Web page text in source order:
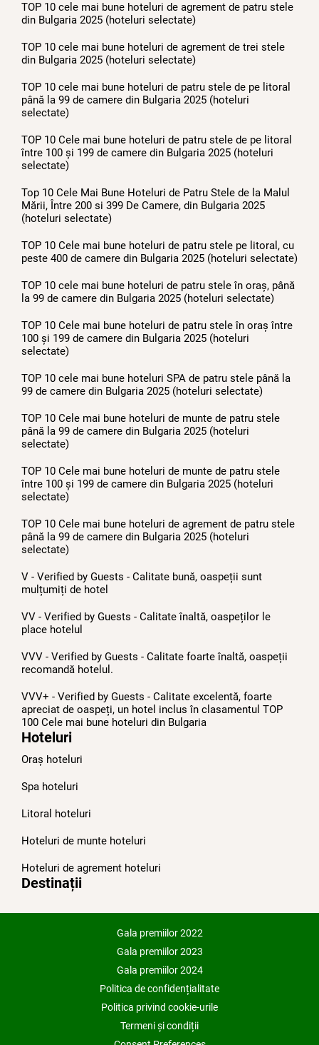
TOP 10 cele mai bune hoteluri de agrement de patru stele
din Bulgaria 2025 (hoteluri selectate)
TOP 10 cele mai bune hoteluri de agrement de trei stele
din Bulgaria 2025 (hoteluri selectate)
TOP 10 cele mai bune hoteluri de patru stele de pe litoral
până la 99 de camere din Bulgaria 2025 (hoteluri
selectate)
TOP 10 Cele mai bune hoteluri de patru stele de pe litoral
între 100 și 199 de camere din Bulgaria 2025 (hoteluri
selectate)
Top 10 Cele Mai Bune Hoteluri de Patru Stele de la Malul
Mării, Între 200 si 399 De Camere, din Bulgaria 2025
(hoteluri selectate)
TOP 10 Cele mai bune hoteluri de patru stele pe litoral, cu
peste 400 de camere din Bulgaria 2025 (hoteluri selectate)
TOP 10 cele mai bune hoteluri de patru stele în oraș, până
la 99 de camere din Bulgaria 2025 (hoteluri selectate)
TOP 10 Cele mai bune hoteluri de patru stele în oraș între
100 și 199 de camere din Bulgaria 2025 (hoteluri
selectate)
TOP 10 cele mai bune hoteluri SPA de patru stele până la
99 de camere din Bulgaria 2025 (hoteluri selectate)
TOP 10 Cele mai bune hoteluri de munte de patru stele
până la 99 de camere din Bulgaria 2025 (hoteluri
selectate)
TOP 10 Cele mai bune hoteluri de munte de patru stele
între 100 și 199 de camere din Bulgaria 2025 (hoteluri
selectate)
TOP 10 Cele mai bune hoteluri de agrement de patru stele
până la 99 de camere din Bulgaria 2025 (hoteluri
selectate)
V - Verified by Guests - Calitate bună, oaspeții sunt
mulțumiți de hotel
VV - Verified by Guests - Calitate înaltă, oaspeților le
place hotelul
VVV - Verified by Guests - Calitate foarte înaltă, oaspeții
recomandă hotelul.
VVV+ - Verified by Guests - Calitate excelentă, foarte
apreciat de oaspeți, un hotel inclus în clasamentul TOP
100 Cele mai bune hoteluri din Bulgariа
Hoteluri
Oraș hoteluri
Spa hoteluri
Litoral hoteluri
Hoteluri de munte hoteluri
Hoteluri de agrement hoteluri
Destinații
Gala premiilor 2022
Gala premiilor 2023
Gala premiilor 2024
Politica de confidențialitate
Politica privind cookie-urile
Termeni și condiții